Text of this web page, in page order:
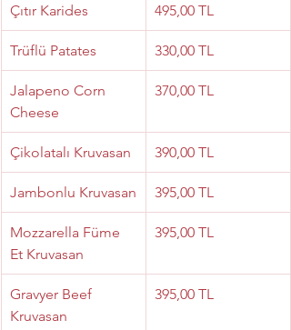
Çıtır Karides 495,00 TL
Trüflü Patates 330,00 TL
Jalapeno Corn
Cheese
370,00 TL
Çikolatalı Kruvasan 390,00 TL
Jambonlu Kruvasan 395,00 TL
Mozzarella Füme
Et Kruvasan
395,00 TL
Gravyer Beef
Kruvasan
395,00 TL